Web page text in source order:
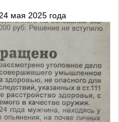
мая 2025 года